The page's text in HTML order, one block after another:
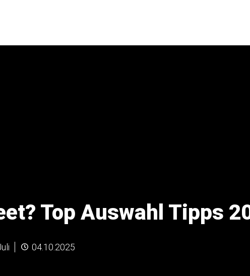
Top Auswahl Tipps
04.10.2025